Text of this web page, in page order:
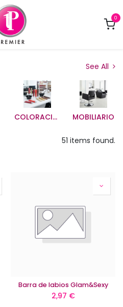
0
See All
COLORACION MOBILIARIO
51 items found.
Barra de labios Glam&Sexy
2,97 €